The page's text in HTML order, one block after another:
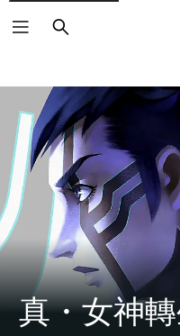
搜
尋
真・女神